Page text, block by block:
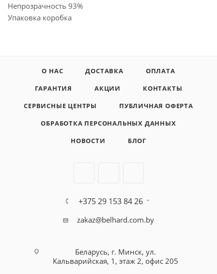
Непрозрачность 93%
Упаковка коробка
О НАС ДОСТАВКА
ОПЛАТА
ГАРАНТИЯ
АКЦИИ
КОНТАКТЫ
СЕРВИСНЫЕ ЦЕНТРЫ
ПУБЛИЧНАЯ ОФЕРТА
ОБРАБОТКА ПЕРСОНАЛЬНЫХ ДАННЫХ
НОВОСТИ
БЛОГ
+375 29 153 84 26
zakaz@belhard.com.by
Беларусь, г. Минск, ул.
Кальварийская, 1, этаж 2, офис 205